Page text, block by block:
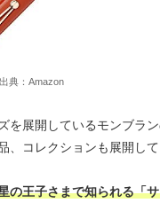
出典：Amazon
を展開しているモンブラ
、コレクションも展開して
の王子さまで知られる「